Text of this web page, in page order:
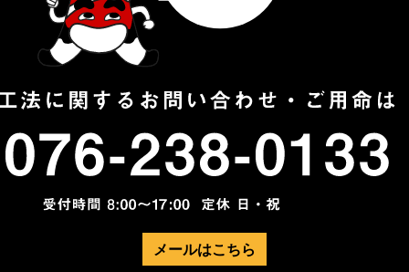
メールはこちら